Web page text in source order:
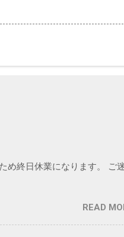
め終日休業になります。 ご
READ